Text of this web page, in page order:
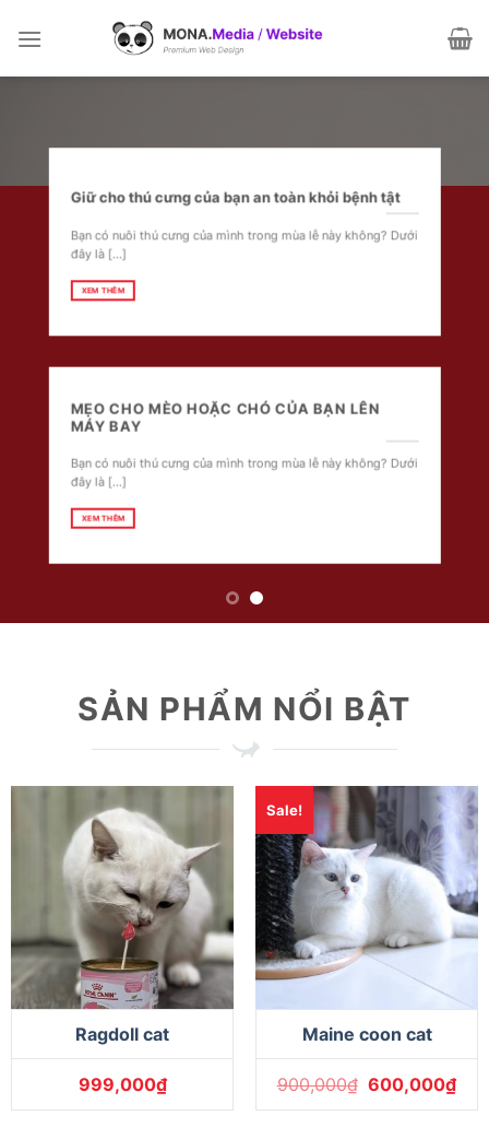
Giữ cho thú cưng của bạn an toàn khỏi bệnh tật
Bạn có nuôi thú cưng của mình trong mùa lễ này không? Dưới
đây là [...]
XEM THÊM
MÁY BAY
Bạn có nuôi thú cưng của mình trong mùa lễ này không? Dưới
đây là [...]
SẢN PHẨM NỔI BẬT
Ragdoll cat
999,000₫
Sale!
Maine coon cat
900,000₫ 600,000₫